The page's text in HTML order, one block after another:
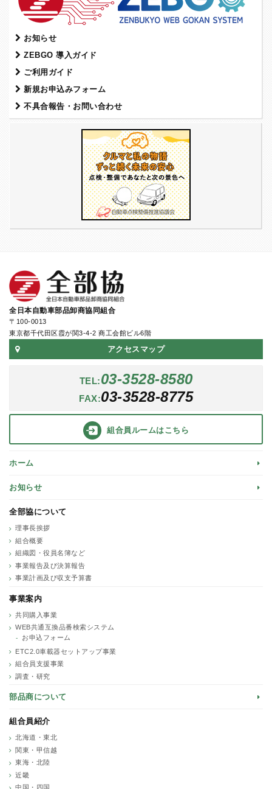
お知らせ
ZEBGO 導入ガイド
ご利用ガイド
新規お申込みフォーム
不具合報告・お問い合わせ
全日本自動車部品卸商協同組合
〒100-0013
東京都千代田区霞が関3-4-2 商工会館ビル6階
アクセスマップ
TEL:03-3528-8580
FAX:03-3528-8775
組合員ルームはこちら
ホーム
お知らせ
全部協について
理事長挨拶
組合概要
組織図・役員名簿など
事業報告及び決算報告
事業計画及び収支予算書
事業案内
共同購入事業
WEB共通互換品番検索システム
お申込フォーム
ETC2.0車載器セットアップ事業
組合員支援事業
調査・研究
部品商について
組合員紹介
北海道・東北
関東・甲信越
東海・北陸
近畿
中国・四国